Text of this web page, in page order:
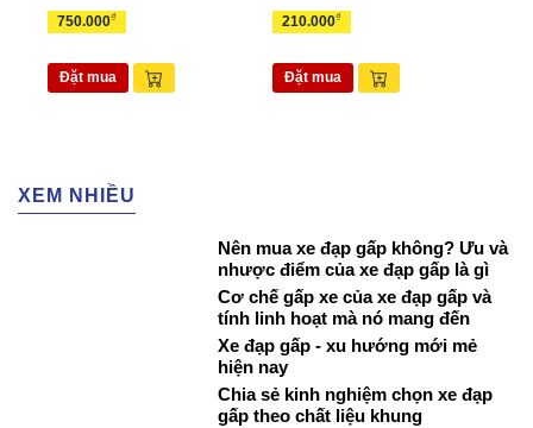
750.000₫
Đặt mua
210.000₫
Đặt mua
XEM NHIỀU
Nên mua xe đạp gấp không? Ưu và
nhược điểm của xe đạp gấp là gì
Cơ chế gấp xe của xe đạp gấp và
tính linh hoạt mà nó mang đến
Xe đạp gấp - xu hướng mới mẻ
hiện nay
Chia sẻ kinh nghiệm chọn xe đạp
gấp theo chất liệu khung